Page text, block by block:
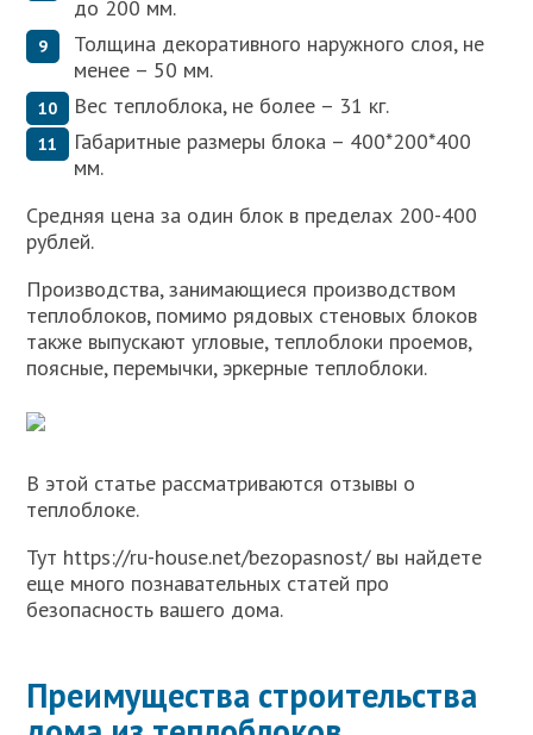
до 200 мм.
Толщина декоративного наружного слоя, не
менее – 50 мм.
Вес теплоблока, не более – 31 кг.
Габаритные размеры блока – 400*200*400
мм.
Средняя цена за один блок в пределах 200-400
рублей.
Производства, занимающиеся производством
теплоблоков, помимо рядовых стеновых блоков
также выпускают угловые, теплоблоки проемов,
поясные, перемычки, эркерные теплоблоки.
В этой статье рассматриваются отзывы о
теплоблоке.
Тут https://ru-house.net/bezopasnost/ вы найдете
еще много познавательных статей про
безопасность вашего дома.
Преимущества строительства